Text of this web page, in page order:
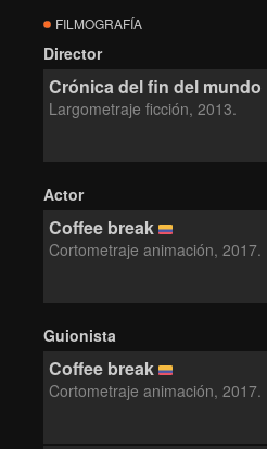
FILMOGRAFÍA
Director
Crónica del fin del mundo
Largometraje ficción, 2013.
Actor
Coffee break
Cortometraje animación, 2017.
Guionista
Coffee break
Cortometraje animación, 2017.